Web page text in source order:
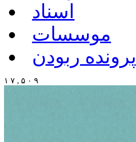
اسناد
موسسات
پرونده ربودن
۱ ۷ , ۵ ۰ ۹